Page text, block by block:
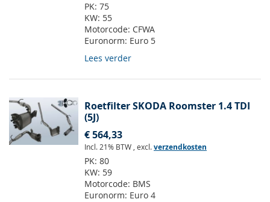
PK: 75
KW: 55
Motorcode: CFWA
Euronorm: Euro 5
Lees verder
Roetfilter SKODA Roomster 1.4 TDI
(5J)
€ 564,33
Incl. 21% BTW , excl.verzendkosten
PK: 80
KW: 59
Motorcode: BMS
Euronorm: Euro 4